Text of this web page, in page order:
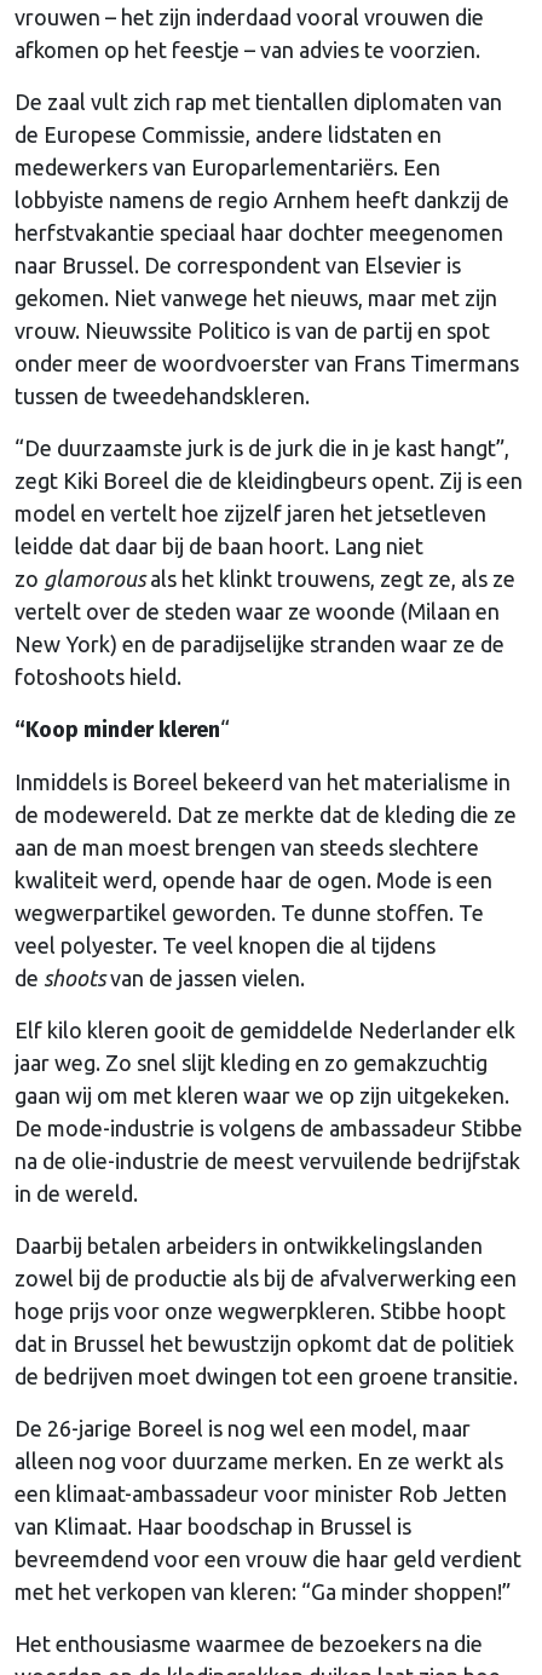
vrouwen – het zijn inderdaad vooral vrouwen die
afkomen op het feestje – van advies te voorzien.
De zaal vult zich rap met tientallen diplomaten van
de Europese Commissie, andere lidstaten en
medewerkers van Europarlementariërs. Een
lobbyiste namens de regio Arnhem heeft dankzij de
herfstvakantie speciaal haar dochter meegenomen
naar Brussel. De correspondent van Elsevier is
gekomen. Niet vanwege het nieuws, maar met zijn
vrouw. Nieuwssite Politico is van de partij en spot
onder meer de woordvoerster van Frans Timermans
tussen de tweedehandskleren.
“De duurzaamste jurk is de jurk die in je kast hangt”,
zegt Kiki Boreel die de kleidingbeurs opent. Zij is een
model en vertelt hoe zijzelf jaren het jetsetleven
leidde dat daar bij de baan hoort. Lang niet
zo glamorousals het klinkt trouwens, zegt ze, als ze
vertelt over de steden waar ze woonde (Milaan en
New York) en de paradijselijke stranden waar ze de
fotoshoots hield.
“Koop minder kleren“
Inmiddels is Boreel bekeerd van het materialisme in
de modewereld. Dat ze merkte dat de kleding die ze
aan de man moest brengen van steeds slechtere
kwaliteit werd, opende haar de ogen. Mode is een
wegwerpartikel geworden. Te dunne stoffen. Te
veel polyester. Te veel knopen die al tijdens
de shootsvan de jassen vielen.
Elf kilo kleren gooit de gemiddelde Nederlander elk
jaar weg. Zo snel slijt kleding en zo gemakzuchtig
gaan wij om met kleren waar we op zijn uitgekeken.
De mode-industrie is volgens de ambassadeur Stibbe
na de olie-industrie de meest vervuilende bedrijfstak
in de wereld.
Daarbij betalen arbeiders in ontwikkelingslanden
zowel bij de productie als bij de afvalverwerking een
hoge prijs voor onze wegwerpkleren. Stibbe hoopt
dat in Brussel het bewustzijn opkomt dat de politiek
de bedrijven moet dwingen tot een groene transitie.
De 26-jarige Boreel is nog wel een model, maar
alleen nog voor duurzame merken. En ze werkt als
een klimaat-ambassadeur voor minister Rob Jetten
van Klimaat. Haar boodschap in Brussel is
bevreemdend voor een vrouw die haar geld verdient
met het verkopen van kleren: “Ga minder shoppen!”
Het enthousiasme waarmee de bezoekers na die